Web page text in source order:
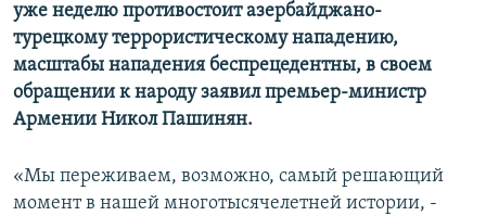
уже неделю противостоит азербайджано-
турецкому террористическому нападению,
масштабы нападения беспрецедентны, в своем
обращении к народу заявил премьер-министр
Армении Никол Пашинян.
«Мы переживаем, возможно, самый решающий
момент в нашей многотысячелетней истории, -